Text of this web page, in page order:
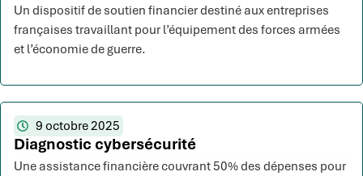
Un dispositif de soutien financier destiné aux entreprises
françaises travaillant pour l’équipement des forces armées
et l’économie de guerre.
9 octobre 2025
Diagnostic cybersécurité
Une assistance financière couvrant 50% des dépenses pour